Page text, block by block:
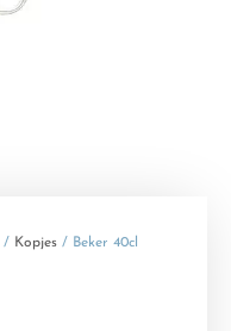
/ Kopjes / Beker 40cl